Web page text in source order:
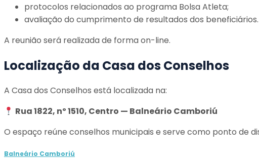
protocolos relacionados ao programa Bolsa Atleta;
avaliação do cumprimento de resultados dos beneficiários.
A reunião será realizada de forma on-line.
Localização da Casa dos Conselhos
A Casa dos Conselhos está localizada na:
Rua 1822, nº 1510, Centro — Balneário Camboriú
O espaço reúne conselhos municipais e serve como ponto de
Balneário Camboriú